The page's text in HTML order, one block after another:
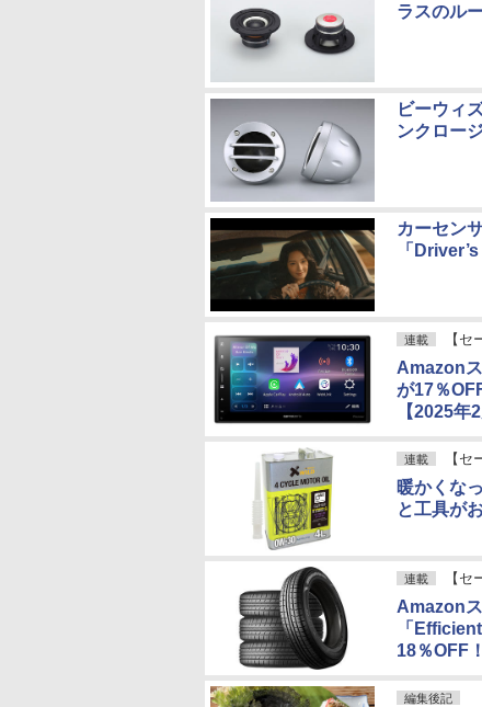
ラスのル
ビーウィ
ンクロー
カーセン
「
連載 【
Amazon
が17％
【2025年
連載 【
暖かくな
と工具が
連載 【
Amazon
「
18％OFF
編集後記